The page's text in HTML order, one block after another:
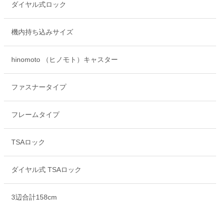
ダイヤル式ロック
機内持ち込みサイズ
hinomoto （ヒノモト）キャスター
ファスナータイプ
フレームタイプ
TSAロック
ダイヤル式 TSAロック
3辺合計158cm